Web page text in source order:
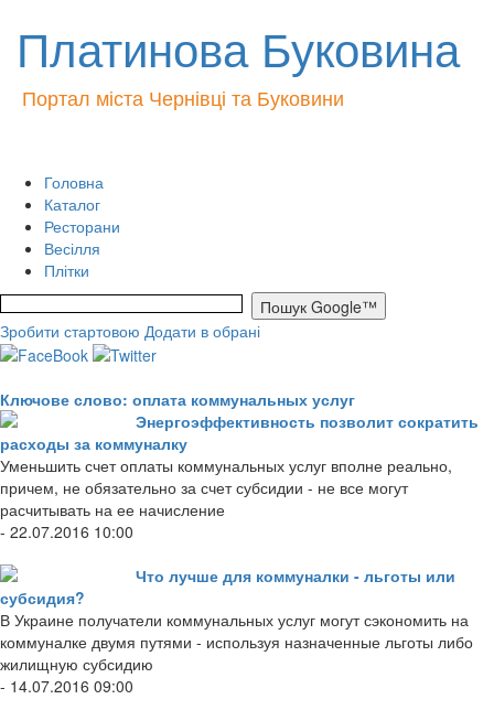
Платинова Буковина
Портал міста Чернівці та Буковини
Головна
Каталог
Ресторани
Весілля
Плітки
Зробити стартовою Додати в обрані
Ключове слово: оплата коммунальных услуг
Энергоэффективность позволит сократить
расходы за коммуналку
Уменьшить счет оплаты коммунальных услуг вполне реально,
причем, не обязательно за счет субсидии - не все могут
расчитывать на ее начисление
- 22.07.2016 10:00
Что лучше для коммуналки - льготы или
субсидия?
В Украине получатели коммунальных услуг могут сэкономить на
коммуналке двумя путями - используя назначенные льготы либо
жилищную субсидию
- 14.07.2016 09:00